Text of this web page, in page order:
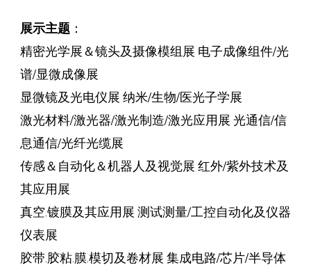
展示主题：
精密光学展＆镜头及摄像模组展 电子成像组件/光
谱/显微成像展
显微镜及光电仪展 纳米/生物/医光子学展
激光材料/激光器/激光制造/激光应用展 光通信/信
息通信/光纤光缆展
传感＆自动化＆机器人及视觉展 红外/紫外技术及
其应用展
真空.镀膜及其应用展 测试测量/工控自动化及仪器
仪表展
胶带.胶粘.膜.模切及卷材展 集成电路/芯片/半导体